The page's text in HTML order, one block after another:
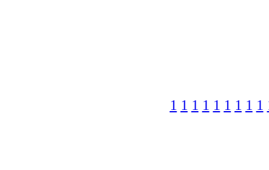
1 1 1 1 1 1 1 1 1